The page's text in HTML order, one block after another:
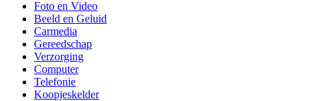
Foto en Video
Beeld en Geluid
Carmedia
Gereedschap
Verzorging
Computer
Telefonie
Koopjeskelder